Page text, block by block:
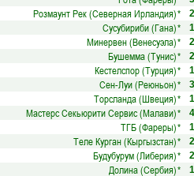
Розмаунт Рек (Северная Ирландия)*
Сусубириби (Гана)*
Минервен (Венесуэла)*
Бушемма (Тунис)*
Кестелспор (Турция)*
Сен-Луи (Реюньон)*
Торсланда (Швеция)*
Мастерс Секьюрити Сервис (Малави)*
ТГБ (Фареры)*
Теле Курган (Кыргызстан)*
Будубурум (Либерия)*
Долина (Сербия)*